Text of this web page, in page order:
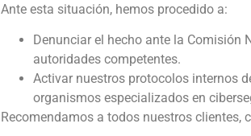
Es miembro del Consejo de
Empresarios.
(+34) 91 576 76 06
Ante esta situación, hemos procedido a:
Denunciar el hecho ante la Comisión
autoridades competentes.
Activar nuestros protocolos internos
organismos especializados en
Recomendamos a todos nuestros clientes,